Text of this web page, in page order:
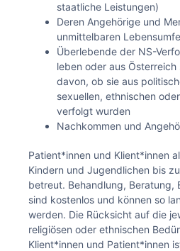
staatliche Leistungen)
Deren Angehörige und
unmittelbaren
Überlebende der NS-
leben oder aus
davon, ob sie aus
sexuellen, ethnischen
verfolgt wurden
Nachkommen und
Patient*innen und Klient*innen
Kindern und Jugendlichen bis
betreut. Behandlung, Beratung,
sind kostenlos und können so
werden. Die Rücksicht auf die
religiösen oder ethnischen
Klient*innen und Patient*innen